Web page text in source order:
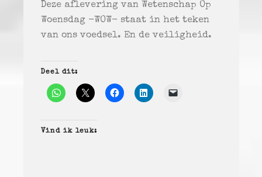
Deze aflevering van Wetenschap Op
Woensdag -WOW- staat in het teken
van ons voedsel. En de veiligheid.
Deel dit:
Vind ik leuk: